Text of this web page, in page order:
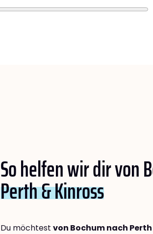
So helfen wir dir von
Perth & Kinross
Du möchtest von Bochum nach